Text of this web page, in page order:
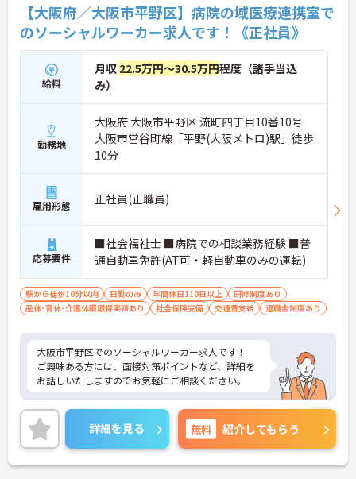
【大阪府／大阪市平野区】病院の域医療連携室で
のソーシャルワーカー求人です！《正社員》
給料
月収 22.5万円～30.5万円程度（諸手当込
み）
勤務地
大阪府 大阪市平野区 流町四丁目10番10号
大阪市営谷町線「平野(大阪メトロ)駅」徒歩
10分
雇用形態 正社員(正職員)
応募要件
■社会福祉士 ■病院での相談業務経験 ■普
通自動車免許(AT可・軽自動車のみの運転)
駅から徒歩10分以内 日勤のみ 年間休日110日以上
研修制度あり
産休･育休･介護休暇取得実績あり
社会保険完備 交通費支給 退職金制度あり
大阪市平野区でのソーシャルワーカー求人です！
ご興味ある方には、面接対策ポイントなど、詳細を
お話しいたしますのでお気軽にご相談ください。
詳細を見る 無料 紹介してもらう